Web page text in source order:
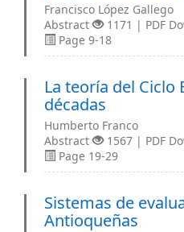
Francisco López Gallego
Abstract
1171 | PDF
Page 9-18
La teoría del
décadas
Humberto Franco
Abstract
1567 | PDF
Page 19-29
Sistemas de
Antioqueñas